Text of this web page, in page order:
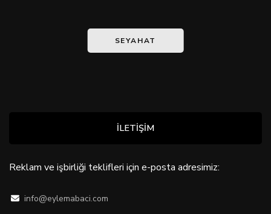
SEYAHAT
İLETİŞİM
Reklam ve işbirliği teklifleri için e-posta adresimiz:
info@eylemabaci.com